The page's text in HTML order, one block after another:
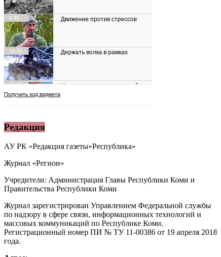
Редакция
АУ РК «Редакция газеты»Республика»
Журнал «Регион»
Учредители: Администрация Главы Республики Коми и
Правительства Республики Коми
Журнал зарегистрирован Управлением Федеральной службы
по надзору в сфере связи, информационных технологий и
массовых коммуникаций по Республике Коми.
Регистрационный номер ПИ № ТУ 11-00386 от 19 апреля 2018
года.